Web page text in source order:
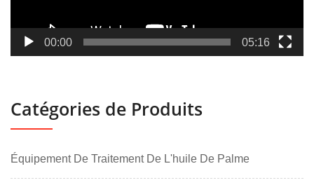
00:00 05:16
Catégories de Produits
Équipement De Traitement De L'huile De Palme